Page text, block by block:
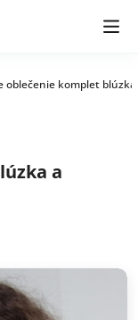
oblečenie komplet
a